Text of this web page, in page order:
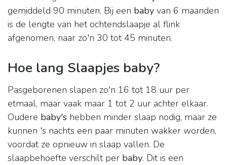
gemiddeld 90 minuten. Bij een baby van 6 maanden
is de lengte van het ochtendslaapje al flink
afgenomen, naar zo'n 30 tot 45 minuten.
Hoe lang Slaapjes baby?
Pasgeborenen slapen zo'n 16 tot 18 uur per
etmaal, maar vaak maar 1 tot 2 uur achter elkaar.
Oudere baby's hebben minder slaap nodig, maar ze
kunnen 's nachts een paar minuten wakker worden,
voordat ze opnieuw in slaap vallen. De
slaapbehoefte verschilt per baby. Dit is een